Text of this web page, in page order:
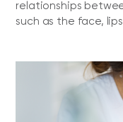
relationships
such as the face,